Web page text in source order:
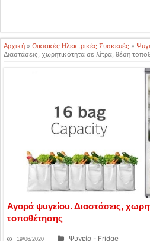
Αρχική » Οικιακές Ηλεκτρικές Συσκευές »
Διαστάσεις, χωρητικότητα σε λίτρα, θέση
Αγορά ψυγείου. Διαστάσεις,
τοποθέτησης
19/06/2020 Ψυγείο - Fridge